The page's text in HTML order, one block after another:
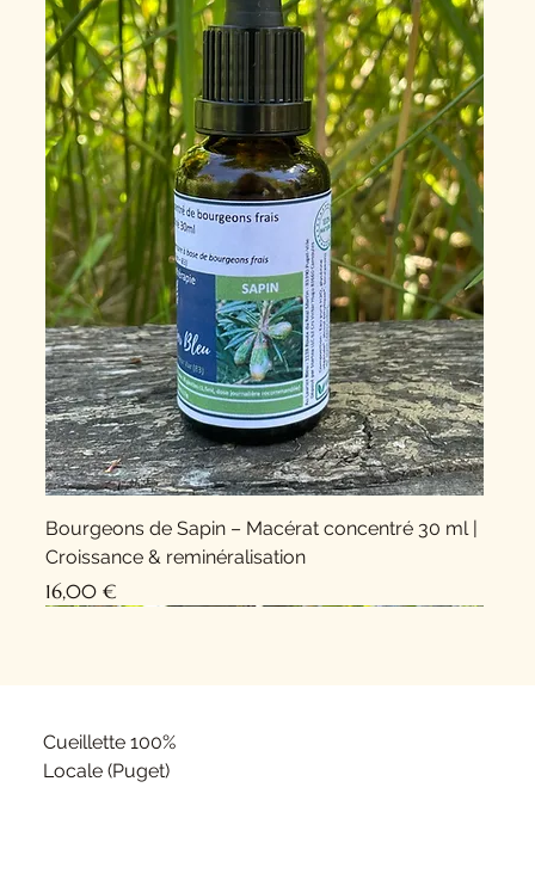
Bourgeons de Sapin – Macérat concentré 30 ml |
Croissance & reminéralisation
Prix
16,00 €
Cueillette 100%
Locale (Puget)